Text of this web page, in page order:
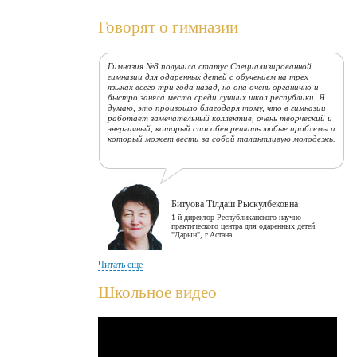
Говорят о гимназии
Гимназия №8 получила статус Специализированной
гимназии для одаренных детей с обучением на трех
языках всего три года назад, но она очень органично и
быстро заняла место среди лучших школ республики. Я
думаю, это произошло благодаря тому, что в гимназии
работает замечательный коллектив, очень творческий и
энергичный, который способен решать любые проблемы и
который может вести за собой талантливую молодежь.
Битуова Тілдаш Рыскулбековна
1-й директор Республиканского научно-
практического центра для одаренных детей
"Дарын", г.Астана
Сегодняшнее время - время знаний и новых технологий,
быть конкурентоспособным. Думаю, что наша гимназия,
себя в этом плане вполне оправдала. Гимназия входит в
Читать еще
Школьное видео